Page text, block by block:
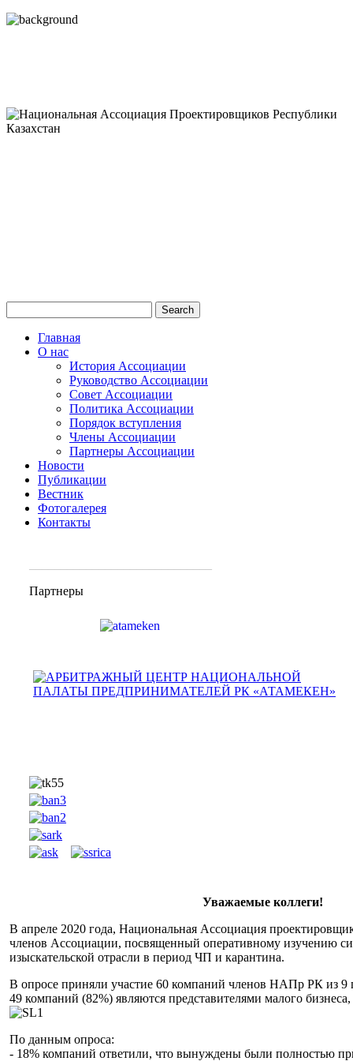
Главная
О нас
История Ассоциации
Руководство Ассоциации
Совет Ассоциации
Политика Ассоциации
Порядок вступления
Члены Ассоциации
Партнеры Ассоциации
Новости
Публикации
Вестник
Фотогалерея
Контакты
Партнеры
Уважаемые коллеги!
В апреле 2020 года, Национальная Ассоциация
членов Ассоциации, посвященный оперативному изучению
изыскательской отрасли в период ЧП и карантина.
В опросе приняли участие 60 компаний членов НАПр РК из 9
49 компаний (82%) являются представителями малого
По данным опроса:
- 18% компаний ответили, что вынуждены были полностью